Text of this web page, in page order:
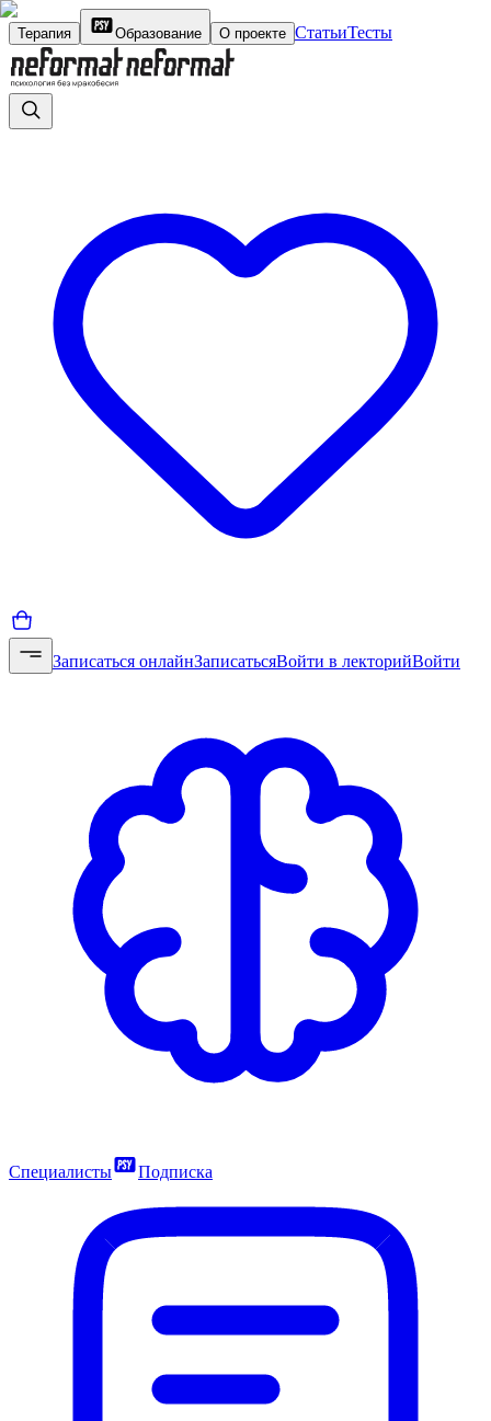
Терапия Образование О проекте СтатьиТесты
Записаться онлайнЗаписатьсяВойти в лекторийВойти
Специалисты Подписка